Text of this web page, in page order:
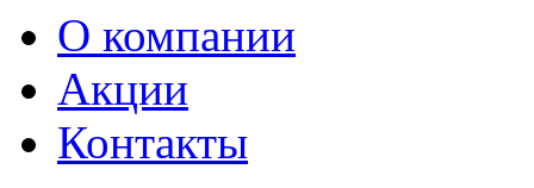
О компании
Акции
Контакты